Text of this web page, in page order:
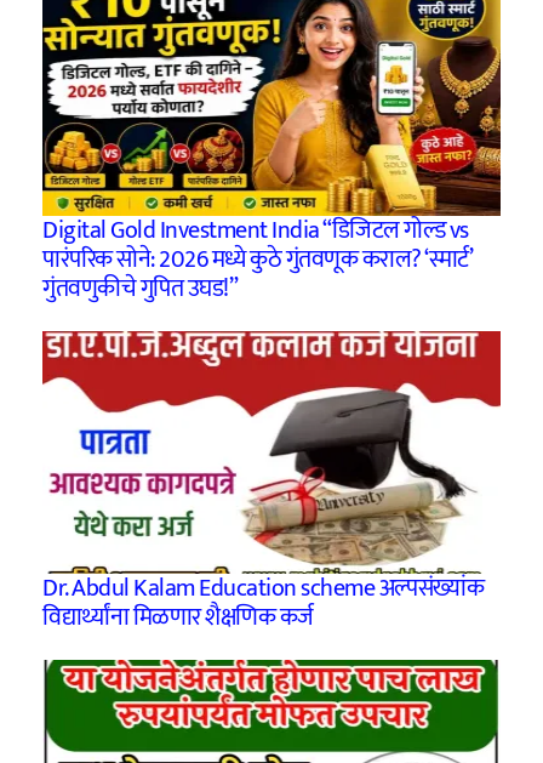
Digital Gold Investment India “डिजिटल गोल्ड vs
पारंपरिक सोने: 2026 मध्ये कुठे गुंतवणूक कराल? ‘स्मार्ट’
गुंतवणुकीचे गुपित उघड!”
Dr. Abdul Kalam Education scheme अल्पसंख्यांक
विद्यार्थ्यांना मिळणार शैक्षणिक कर्ज